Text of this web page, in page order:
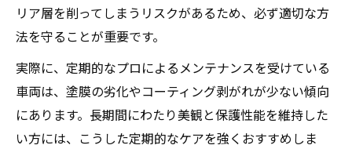
リア層を削ってしまうリスクがあるため、必ず適切な方
法を守ることが重要です。
実際に、定期的なプロによるメンテナンスを受けている
車両は、塗膜の劣化やコーティング剥がれが少ない傾向
にあります。長期間にわたり美観と保護性能を維持した
い方には、こうした定期的なケアを強くおすすめしま